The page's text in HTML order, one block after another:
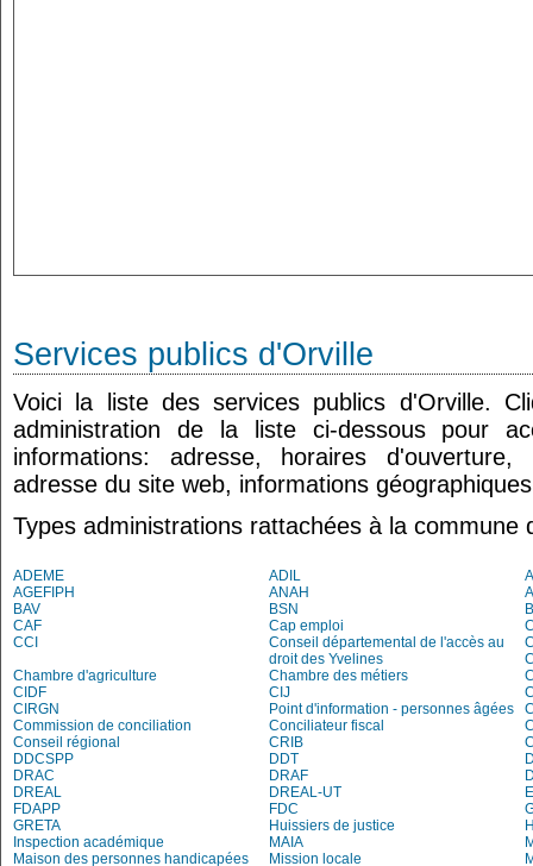
Services publics d'Orville
Voici la liste des services publics d'Orville.
administration de la liste ci-dessous pour
informations: adresse, horaires
adresse du site web, informations
Types administrations rattachées à la commune
ADEME ADIL
AGEFIPH
ANAH
BAV
BSN
CAF
Cap emploi
CCI
Conseil départemental de l'accès au
droit des Yvelines
Chambre d'agriculture
Chambre des métiers
CIDF
CIJ
CIRGN
Point d'information - personnes âgées
Commission de conciliation
Conciliateur fiscal
Conseil régional
CRIB
DDCSPP
DDT
DRAC
DRAF
DREAL
DREAL-UT
FDAPP
FDC
GRETA
Huissiers de justice
Inspection académique
MAIA
Maison des personnes handicapées
Mission locale